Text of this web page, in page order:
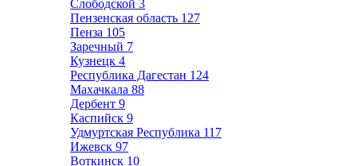
Слободской 3
Пензенская область 127
Пенза 105
Заречный 7
Кузнецк 4
Республика Дагестан 124
Махачкала 88
Дербент 9
Каспийск 9
Удмуртская Республика 117
Ижевск 97
Воткинск 10